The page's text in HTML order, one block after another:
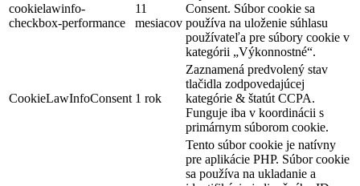
cookielawinfo-
checkbox-performance
11
mesiacov
Consent. Súbor cookie sa
používa na uloženie súhlasu
používateľa pre súbory cookie v
kategórii „Výkonnostné“.
CookieLawInfoConsent 1 rok
Zaznamená predvolený stav
tlačidla zodpovedajúcej
kategórie & štatút CCPA.
Funguje iba v koordinácii s
primárnym súborom cookie.
Tento súbor cookie je natívny
pre aplikácie PHP. Súbor cookie
sa používa na ukladanie a